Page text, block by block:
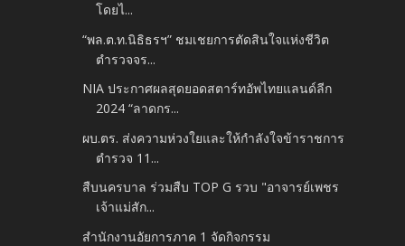
โดยไ...
“พล.ต.ท.นิธิธรฯ” ชมเชยการตัดสินใจแห่งชีวิต
ตำรวจจร...
NIA ประกาศผลสุดยอดสตาร์ทอัพไทยแลนด์ลีก
2024 “ลาดกร...
ผบ.ตร. ส่งความห่วงใยและให้กำลังใจข้าราชการ
ตำรวจ 11...
สืบนครบาล ร่วมสืบ TOP G รวบ "อาจารย์เพชร
เจ้าแม่สัก...
สำนักงานอัยการภาค 1 จัดกิจกรรม